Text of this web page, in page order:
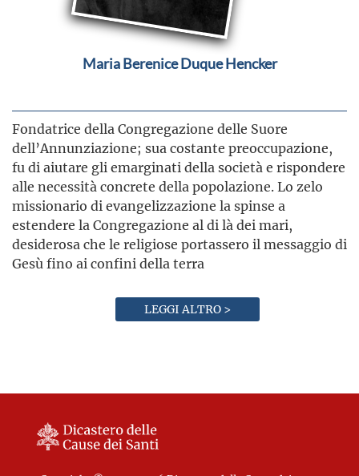
Maria Berenice Duque Hencker
Fondatrice della Congregazione delle Suore
dell’Annunziazione; sua costante preoccupazione,
fu di aiutare gli emarginati della società e rispondere
alle necessità concrete della popolazione. Lo zelo
missionario di evangelizzazione la spinse a
estendere la Congregazione al di là dei mari,
desiderosa che le religiose portassero il messaggio di
Gesù fino ai confini della terra
LEGGI ALTRO >